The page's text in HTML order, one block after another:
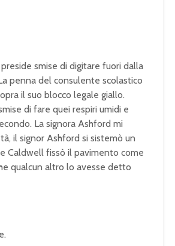
smise di digitare fuori dalla
penna del consulente scolastico
il suo blocco legale giallo.
di fare quei respiri umidi e
La signora Ashford mi
il signor Ashford si sistemò un
Caldwell fissò il pavimento come
qualcun altro lo avesse detto